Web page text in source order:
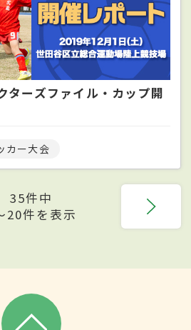
ターズファイル・カップ開
カー大会
35件中
20件を表示